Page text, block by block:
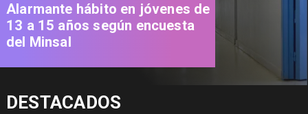
Alarmante hábito en jóvenes de
13 a 15 años según encuesta
del Minsal
DESTACADOS